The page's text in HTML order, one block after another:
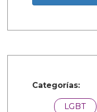
Categorías:
LGBT